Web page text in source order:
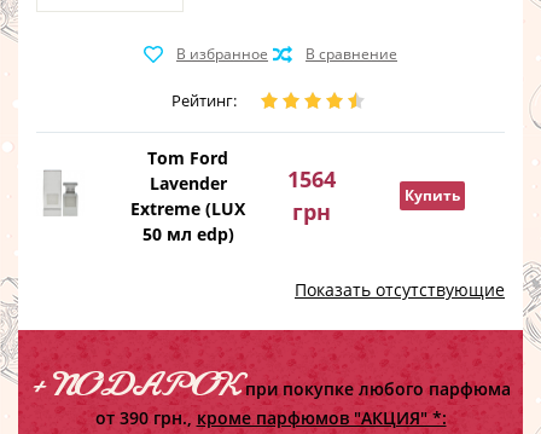
Рейтинг:
Tom Ford
Lavender
Extreme (LUX
50 мл edp)
1564
грн
Купить
Показать отсутствующие
+ ПОДАРОКпри покупке любого парфюма
от 390 грн., кроме парфюмов "АКЦИЯ" *: